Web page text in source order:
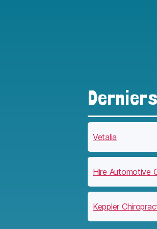
Vetalia
Hire Automotive
Keppler